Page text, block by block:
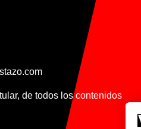
de todos los contenidos